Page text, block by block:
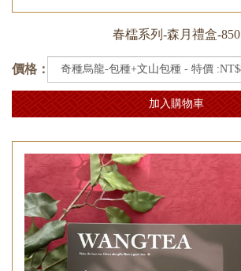
春櫺系列-森月禮盒-850
價格：
加入購物車